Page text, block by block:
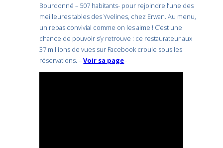
Bourdonné – 507 habitants- pour rejoindre l’une des
meilleures tables des Yvelines, chez Erwan. Au menu,
un repas convivial comme on les aime ! C’est une
chance de pouvoir s’y retrouve : ce restaurateur aux
37 millions de vues sur Facebook croule sous les
réservations. –Voir sa page–